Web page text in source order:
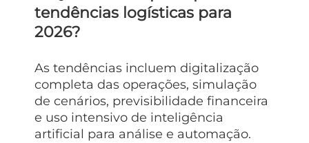
tendências logísticas para
2026?
As tendências incluem digitalização
completa das operações, simulação
de cenários, previsibilidade financeira
e uso intensivo de inteligência
artificial para análise e automação.